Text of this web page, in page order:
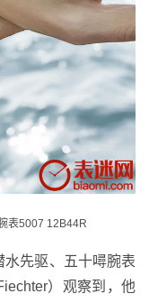
表5007 12B44R
水先驱、五十噚腕表
）观察到，他